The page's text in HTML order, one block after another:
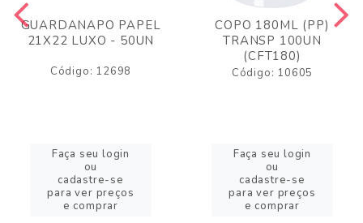
GUARDANAPO PAPEL
21X22 LUXO - 50UN
Código: 12698
Faça seu login
ou
cadastre-se
para ver preços
e comprar
COPO 180ML (PP)
TRANSP 100UN
(CFT180)
Código: 10605
Faça seu login
ou
cadastre-se
para ver preços
e comprar